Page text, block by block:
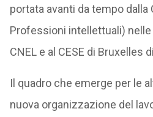
portata avanti da tempo dalla
Professioni intellettuali)
CNEL e al CESE di Bruxelles
Il quadro che emerge per le
nuova organizzazione del